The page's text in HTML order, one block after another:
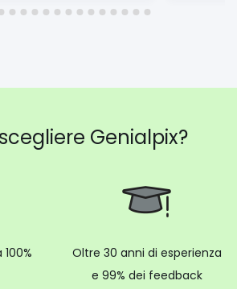
Genialpix?
Oltre 30 anni di esperienza
e 99% dei feedback